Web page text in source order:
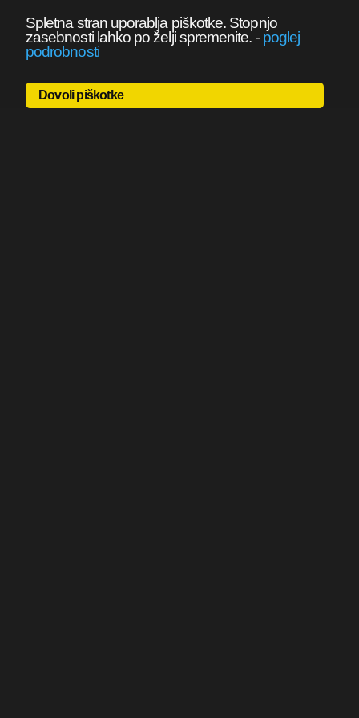
Spletna stran uporablja piškotke. Stopnjo
zasebnosti lahko po želji spremenite. -poglej
podrobnosti
Dovoli piškotke